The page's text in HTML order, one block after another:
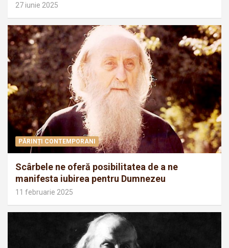
27 iunie 2025
PĂRINȚI CONTEMPORANI
Scârbele ne oferă posibilitatea de a ne
manifesta iubirea pentru Dumnezeu
11 februarie 2025